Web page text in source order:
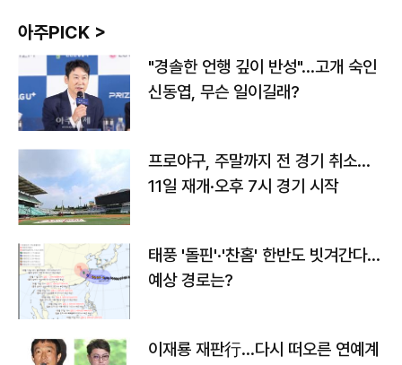
아주PICK >
"경솔한 언행 깊이 반성"…고개 숙인
신동엽, 무슨 일이길래?
프로야구, 주말까지 전 경기 취소…
11일 재개·오후 7시 경기 시작
태풍 '돌핀'·'찬홈' 한반도 빗겨간다…
예상 경로는?
이재룡 재판行…다시 떠오른 연예계